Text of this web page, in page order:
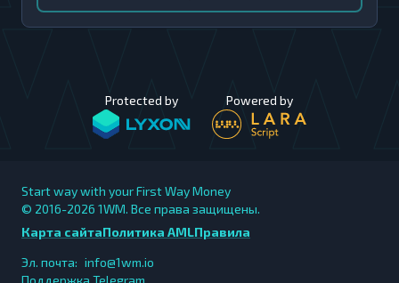
Protected by Powered by
Start way with your First Way Money
© 2016-2026 1WM. Все права защищены.
Карта сайтаПолитика AMLПравила
Эл. почта: info@1wm.io
Поддержка Telegram